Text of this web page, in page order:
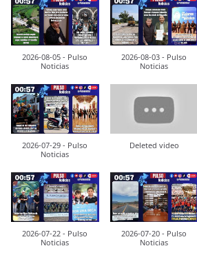
2026-08-05 - Pulso
Noticias
2026-08-03 - Pulso
Noticias
2026-07-29 - Pulso
Noticias
Deleted video
2026-07-22 - Pulso
Noticias
2026-07-20 - Pulso
Noticias